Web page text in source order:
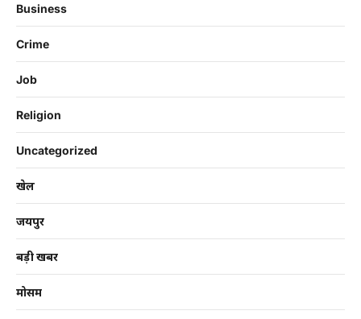
Business
Crime
Job
Religion
Uncategorized
खेल
जयपुर
बड़ी खबर
मोसम